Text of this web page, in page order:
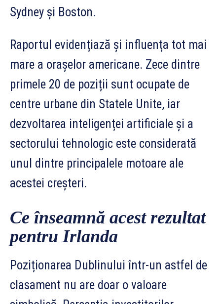
Sydney și Boston.
Raportul evidențiază și influența tot mai
mare a orașelor americane. Zece dintre
primele 20 de poziții sunt ocupate de
centre urbane din Statele Unite, iar
dezvoltarea inteligenței artificiale și a
sectorului tehnologic este considerată
unul dintre principalele motoare ale
acestei creșteri.
Ce înseamnă acest rezultat
pentru Irlanda
Poziționarea Dublinului într-un astfel de
clasament nu are doar o valoare